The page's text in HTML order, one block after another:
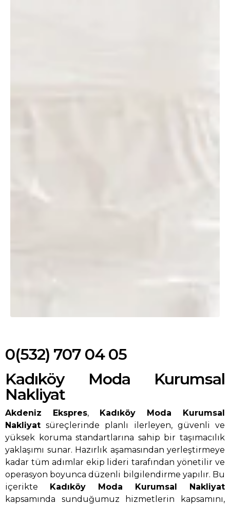
0(532) 707 04 05
Kadıköy Moda Kurumsal
Nakliyat
Akdeniz Ekspres,
Kadıköy Moda Kurumsal
Nakliyat süreçlerinde planlı ilerleyen, güvenli ve
yüksek koruma standartlarına sahip bir taşımacılık
yaklaşımı sunar. Hazırlık aşamasından yerleştirmeye
kadar tüm adımlar ekip lideri tarafından yönetilir ve
operasyon boyunca düzenli bilgilendirme yapılır. Bu
içerikte
Kadıköy Moda Kurumsal Nakliyat
kapsamında sunduğumuz hizmetlerin kapsamını,